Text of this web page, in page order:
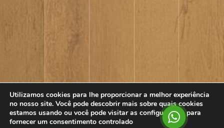
Utilizamos cookies para lhe proporcionar a melhor experiência
no nosso site. Você pode descobrir mais sobre quais cookies
estamos usando ou você pode visitar as configurações para
fornecer um consentimento controlado